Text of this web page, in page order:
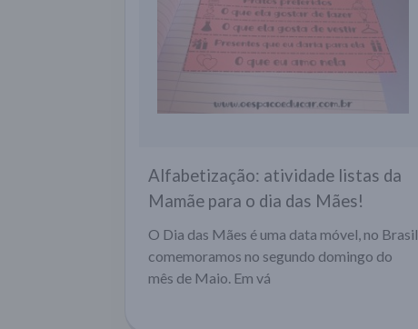
Alfabetização: atividade listas da
Mamãe para o dia das Mães!
O Dia das Mães é uma data móvel, no Brasil
comemoramos no segundo domingo do
mês de Maio. Em vá